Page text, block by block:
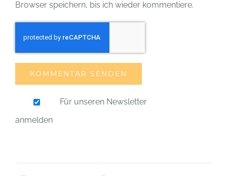
Browser speichern, bis ich wieder kommentiere.
Für unseren Newsletter
anmelden